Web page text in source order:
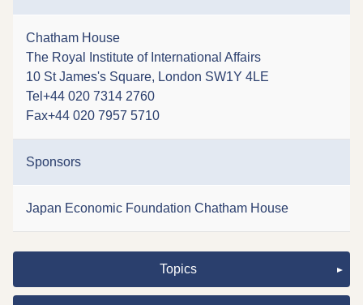
Chatham House
The Royal Institute of International Affairs
10 St James's Square, London SW1Y 4LE
Tel+44 020 7314 2760
Fax+44 020 7957 5710
Sponsors
Japan Economic Foundation Chatham House
Topics